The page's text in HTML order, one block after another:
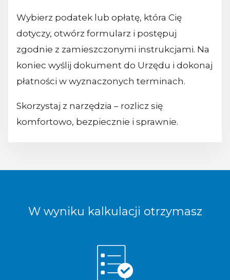
Wybierz podatek lub opłatę, która Cię
dotyczy, otwórz formularz i postępuj
zgodnie z zamieszczonymi instrukcjami. Na
koniec wyślij dokument do Urzędu i dokonaj
płatności w wyznaczonych terminach.
Skorzystaj z narzędzia – rozlicz się
komfortowo, bezpiecznie i sprawnie.
W wyniku kalkulacji otrzymasz